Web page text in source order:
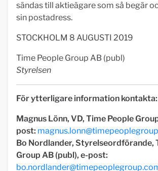
sändas till aktieägare som så begär
sin postadress.
STOCKHOLM 8 AUGUSTI 2019
Time People Group AB (publ)
Styrelsen
För ytterligare information kontakta:
Magnus Lönn, VD, Time People
post:
Bo Nordlander, Styrelseordförande,
Group AB (publ), e-post: